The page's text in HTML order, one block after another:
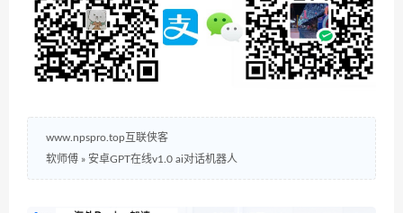
www.npspro.top互联侠客
软师傅 » 安卓GPT在线v1.0 ai对话机器人